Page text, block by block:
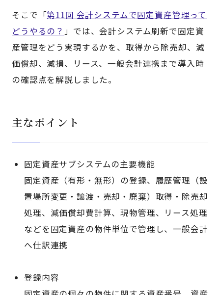
そこで「第11回 会計システムで固定資産管理って
どうやるの？ 」では、会計システム刷新で固定資
産管理をどう実現するかを、取得から除売却、減
価償却、減損、リース、一般会計連携まで導入時
の確認点を解説しました。
主なポイント
固定資産サブシステムの主要機能
固定資産（有形・無形）の登録、履歴管理（設
置場所変更・譲渡・売却・廃棄）取得・除売却
処理、減価償却費計算、現物管理、リース処理
などを固定資産の物件単位で管理し、一般会計
へ仕訳連携
登録内容